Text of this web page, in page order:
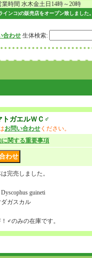
水木金土日14時～20時
ンコ)の販売店をオープン致しました。
合わせ 生体検索:
トガエルＷＣ♂
お問い合わせ ください。
に関する重要事項
完売しました。
guineti
ガスカル
♂のみの在庫です。